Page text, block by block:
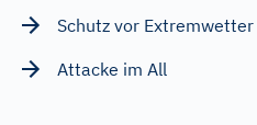
Schutz vor Extremwetter
Attacke im All